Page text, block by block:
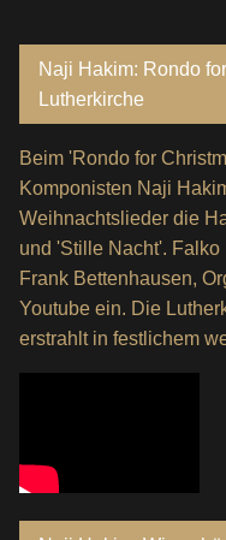
Naji Hakim: Rondo
Lutherkirche
Beim 'Rondo for
Komponisten Naji
Weihnachtslieder die
und 'Stille Nacht'. Falko
Frank Bettenhausen,
Youtube ein. Die
erstrahlt in